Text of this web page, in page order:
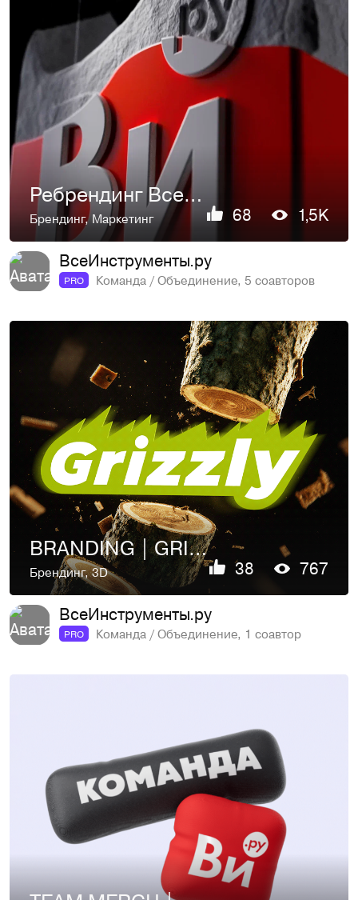
Ребрендинг ВсеИнструменты.ру
Брендинг,Маркетинг 68
1,5K
ВсеИнструменты.ру
PRO Команда / Объединение, 5 соавторов
BRANDING | GRIZZLY | VI.RU
Брендинг,3D 38
767
ВсеИнструменты.ру
PRO Команда / Объединение, 1 соавтор